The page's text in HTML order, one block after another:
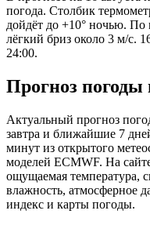
погода. Столбик
дойдёт до +10° ночью. По
лёгкий бриз около 3 м/с.
24:00.
Прогноз
Актуальный прогноз
завтра и ближайшие 7
минут из открытого
моделей ECMWF. На
ощущаемая температура,
влажность, атмосферное
индекс и карты погоды.